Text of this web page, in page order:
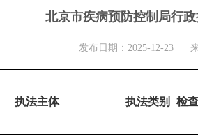
北京市疾病预防控制局行
发布日期：2025-12-23
执法主体 执法类别 检